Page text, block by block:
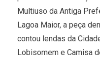
Multiuso da Antiga
Lagoa Maior, a peça
contou lendas da
Lobisomem e Camisa